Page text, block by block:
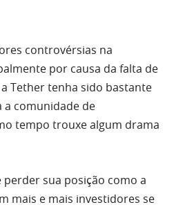
controvérsias na
por causa da falta de
Tether tenha sido bastante
comunidade de
tempo trouxe algum drama
perder sua posição como a
mais e mais investidores se